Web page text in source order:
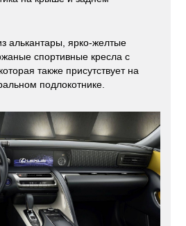
алькантары, ярко-желтые
спортивные кресла с
также присутствует на
подлокотнике.